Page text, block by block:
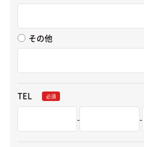
その他
TEL 必須
- -